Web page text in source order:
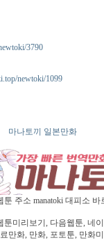
3790
newtoki/1099
마나토끼 일본만화
툰 주소 manatoki 대피소 바
미리보기, 다음웹툰, 네
만화, 만화, 포토툰, 만화